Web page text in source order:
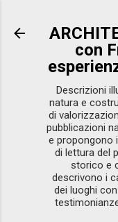
con
Descrizioni
natura e
di
pubblicazioni
e propongono
di lettura del
storico e
descrivono i
dei luoghi